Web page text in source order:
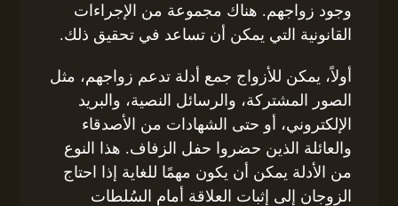
وجود زواجهم. هناك مجموعة من الإجراءات
القانونية التي يمكن أن تساعد في تحقيق ذلك.
أولاً، يمكن للأزواج جمع أدلة تدعم زواجهم، مثل
الصور المشتركة، والرسائل النصية، والبريد
الإلكتروني، أو حتى الشهادات من الأصدقاء
والعائلة الذين حضروا حفل الزفاف. هذا النوع
من الأدلة يمكن أن يكون مهمًا للغاية إذا احتاج
الزوجان إلى إثبات العلاقة أمام السُلطات